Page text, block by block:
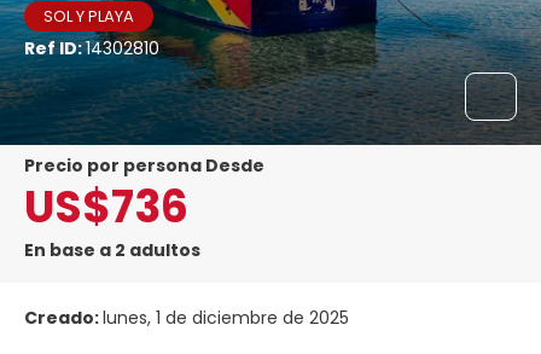
SOL Y PLAYA
Ref ID:14302810
precio por persona Desde
US$736
En base a 2 adultos
Creado:lunes, 1 de diciembre de 2025